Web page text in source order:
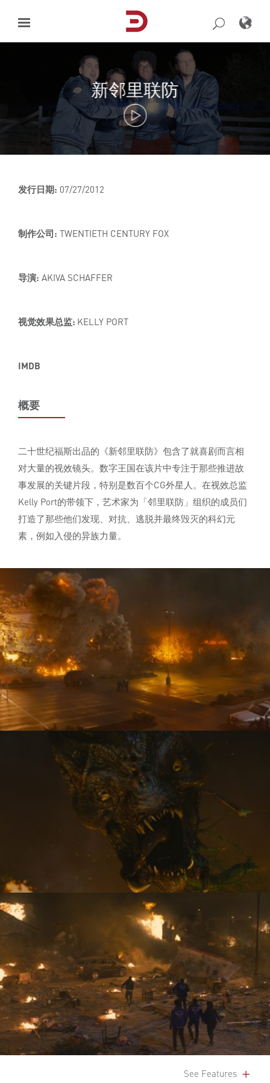
content
新邻里联防
发行日期: 07/27/2012
制作公司: TWENTIETH CENTURY FOX
导演: AKIVA SCHAFFER
视觉效果总监: KELLY PORT
IMDB
概要
二十世纪福斯出品的《新邻里联防》包含了就喜剧而言相
对大量的视效镜头。数字王国在该片中专注于那些推进故
事发展的关键片段，特别是数百个CG外星人。在视效总监
Kelly Port的带领下，艺术家为「邻里联防」组织的成员们
打造了那些他们发现、对抗、逃脱并最终毁灭的科幻元
素，例如入侵的异族力量。
See Features